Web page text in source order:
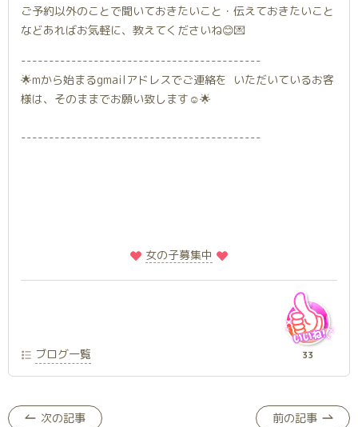
ご予約以外のことで聞いておきたいこと・伝えておきたいこと
などあればお気軽に、教えてくださいね😊💌
-------------------------------------------
🌟mから始まるgmailアドレスでご連絡を いただいているお客
様は、そのままでお願い致します☺︎🌟
-------------------------------------------
️女の子募集中
ブログ一覧 33
次の記事 前の記事